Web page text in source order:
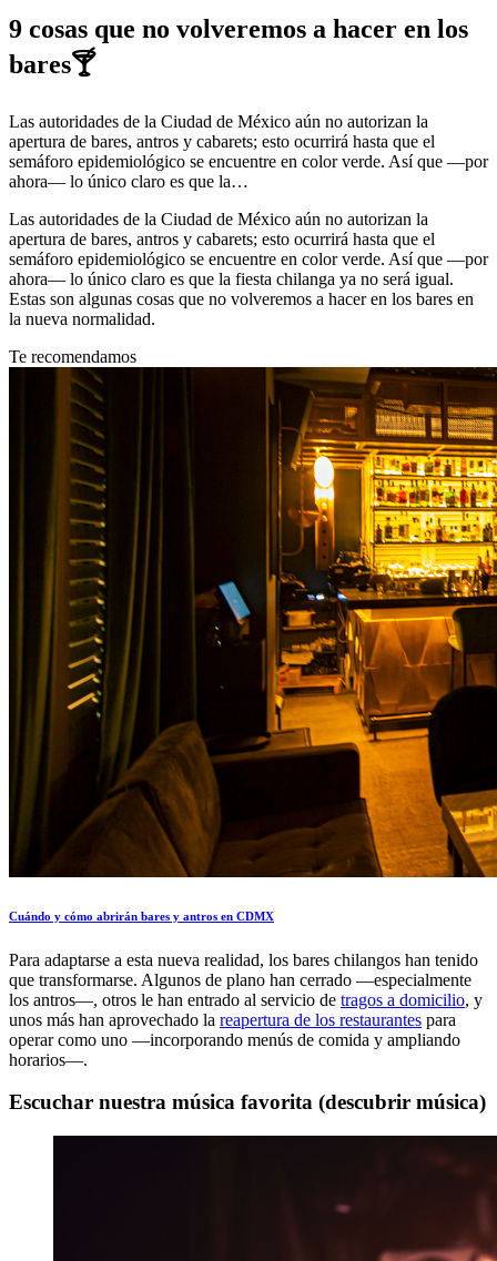
9 cosas que no volveremos a hacer en los
bares🍸
Las autoridades de la Ciudad de México aún no autorizan la
apertura de bares, antros y cabarets; esto ocurrirá hasta que el
semáforo epidemiológico se encuentre en color verde. Así que —por
ahora— lo único claro es que la…
Las autoridades de la Ciudad de México aún no autorizan la
apertura de bares, antros y cabarets; esto ocurrirá hasta que el
semáforo epidemiológico se encuentre en color verde. Así que —por
ahora— lo único claro es que la fiesta chilanga ya no será igual.
Estas son algunas cosas que no volveremos a hacer en los bares en
la nueva normalidad.
Te recomendamos
Cuándo y cómo abrirán bares y antros en CDMX
Para adaptarse a esta nueva realidad, los bares chilangos han tenido
que transformarse. Algunos de plano han cerrado —especialmente
los antros—, otros le han entrado al servicio de tragos a domicilio, y
unos más han aprovechado la reapertura de los restaurantes para
operar como uno —incorporando menús de comida y ampliando
horarios—.
Escuchar nuestra música favorita (descubrir música)